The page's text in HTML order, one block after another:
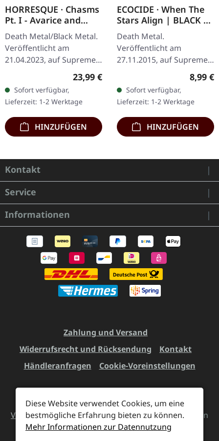
HORRESQUE · Chasms
Pt. I - Avarice and
Retribution |
YELLOW/BLACK LP
Death Metal/Black Metal.
Veröffentlicht am
21.04.2023, auf Supreme
Dunkelgelb/Schwarz
marmoriertes Vinyl im
schweren Cover…
Regulärer Preis:
23,99 €
Sofort verfügbar,
Lieferzeit: 1-2 Werktage
HINZUFÜGEN
ECOCIDE · When The
Stars Align | BLACK 7"
EP
Death Metal.
Veröffentlicht am
27.11.2015, auf Supreme
Chaos Records. Schweres
schwarzes 7" Vinyl im
dicken Cover. Limitiert auf
200 handnummerierte…
8,99 €
Sofort verfügbar,
Lieferzeit: 1-2 Werktage
HINZUFÜGEN
Kontakt
Service
Informationen
Zahlung und Versand
Widerrufsrecht und Rücksendung
Kontakt
Händleranfragen
Cookie-Voreinstellungen
Alle Preise inkl. gesetzl. Mehrwertsteuer zzgl.
Versandkostenund ggf. Nachnahmegebühren, wenn
nicht anders angegeben.
Diese Website verwendet Cookies, um eine
bestmögliche Erfahrung bieten zu können.
Mehr Informationen zur Datennutzung